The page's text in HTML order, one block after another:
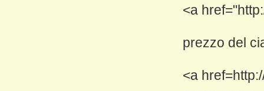
<a
prezzo del
<a